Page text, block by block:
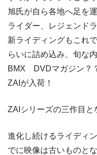
旭氏が自ら各地へ足を
ライダー、レジェンド
新ライディングもこれ
らいに詰め込み、旬な
BMX DVDマガジン？
ZAIが入荷！
ZAIシリーズの三作目
進化し続けるライディ
でに映像は古いものと